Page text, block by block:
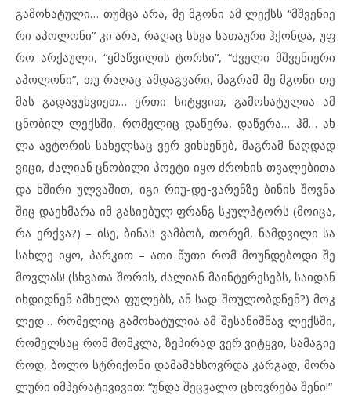
გამოხატული… თუმცა არა, მე მგონი ამ ლექსს “მშვენიე
რი აპოლონი” კი არა, რაღაც სხვა სათაური ჰქონდა, უფ
რო არქაული, “ყმაწვილის ტორსი”, “ძველი მშვენიერი
აპოლონი”, თუ რაღაც ამდაგვარი, მაგრამ მე მგონი თე
მას გადავუხვიეთ… ერთი სიტყვით, გამოხატულია ამ
ცნობილ ლექსში, რომელიც დაწერა, დაწერა… ჰმ… ახ
ლა ავტორის სახელსაც ვერ ვიხსენებ, მაგრამ ნაღდად
ვიცი, ძალიან ცნობილი პოეტი იყო ძროხის თვალებითა
და ხშირი ულვაშით, იგი რიუ-დე-ვარენზე ბინის შოვნა
შიც დაეხმარა იმ გასიებულ ფრანგ სკულპტორს (მოიცა,
რა ერქვა?) – ისე, ბინას ვამბობ, თორემ, ნამდვილი სა
სახლე იყო, პარკით – ათი წუთი რომ მოუნდებოდი შე
მოვლას! (სხვათა შორის, ძალიან მაინტერესებს, საიდან
იხდიდნენ ამხელა ფულებს, ან სად შოულობდნენ?) მოკ
ლედ… რომელიც გამოხატულია ამ შესანიშნავ ლექსში,
რომელსაც რომ მომკლა, ზეპირად ვერ ვიტყვი, სამაგიე
როდ, ბოლო სტრიქონი დამამახსოვრდა კარგად, მორა
ლური იმპერატივივით: “უნდა შეცვალო ცხოვრება შენი!”